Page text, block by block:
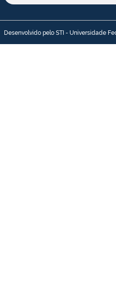
Desenvolvido pelo STI - Universidade